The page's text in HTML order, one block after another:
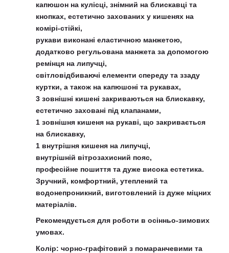
капюшон на кулісці, знімний на блискавці та
кнопках, естетично захованих у кишенях на
комірі-стійкі,
рукави виконані еластичною манжетою,
додатково регульована манжета за допомогою
ремінця на липучці,
світловідбиваючі елементи спереду та ззаду
куртки, а також на капюшоні та рукавах,
3 зовнішні кишені закриваються на блискавку,
естетично заховані під клапанами,
1 зовнішня кишеня на рукаві, що закривається
на блискавку,
1 внутрішня кишеня на липучці,
внутрішній вітрозахисний пояс,
професійне пошиття та дуже висока естетика.
Зручний, комфортний, утеплений та
водонепроникний, виготовлений із дуже міцних
матеріалів.
Рекомендується для роботи в осінньо-зимових
умовах.
Колір: чорно-графітовий з помаранчевими та